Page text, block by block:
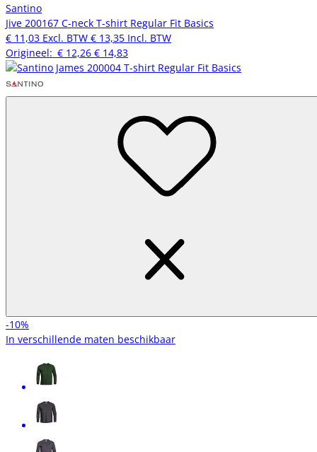
Santino
Jive 200167 C-neck T-shirt Regular Fit Basics
€ 11,03 Excl. BTW € 13,35 Incl. BTW
Origineel: € 12,26 € 14,83
-10%
In verschillende maten beschikbaar